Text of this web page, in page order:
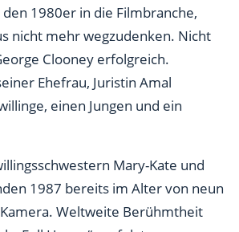
den 1980er in die Filmbranche,
nicht mehr wegzudenken. Nicht
Clooney erfolgreich.
Ehefrau, Juristin Amal
einen Jungen und ein
Mary-Kate und
1987 bereits im Alter von neun
Weltweite Berühmtheit